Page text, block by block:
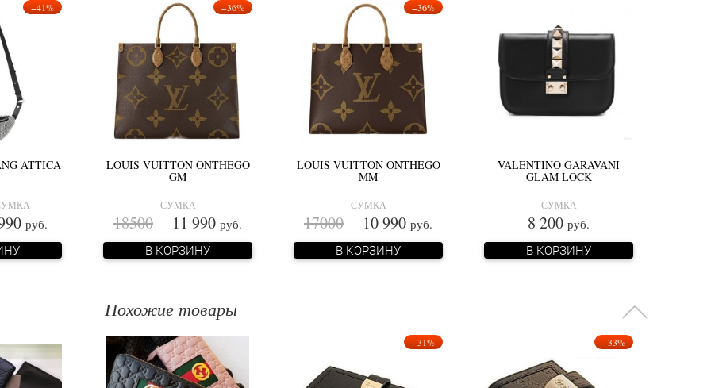
−41%
ATTICA
руб.
−36%
LOUIS VUITTON ONTHEGO
GM
СУМКА
18500 11 990 руб.
В КОРЗИНУ
−36%
LOUIS VUITTON ONTHEGO
MM
СУМКА
17000 10 990 руб.
В КОРЗИНУ
VALENTINO GARAVANI
GLAM LOCK
СУМКА
8 200 руб.
В КОРЗИНУ
Похожие товары
−31% −33%